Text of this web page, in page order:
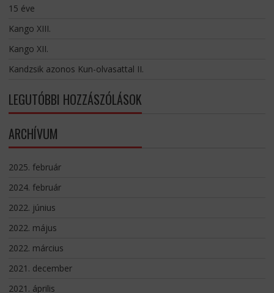
15 éve
Kango XIII.
Kango XII.
Kandzsik azonos Kun-olvasattal II.
LEGUTÓBBI HOZZÁSZÓLÁSOK
ARCHÍVUM
2025. február
2024. február
2022. június
2022. május
2022. március
2021. december
2021. április